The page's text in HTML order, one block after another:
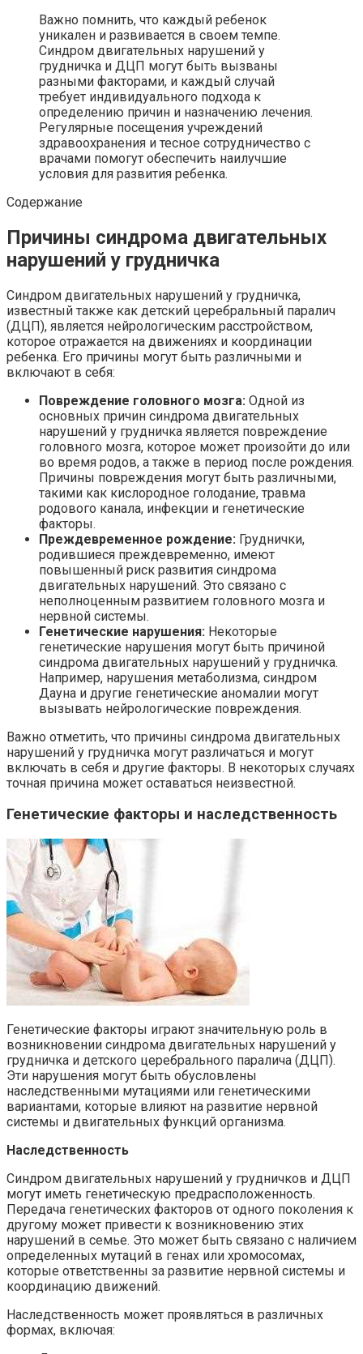
Важно помнить, что каждый ребенок
уникален и развивается в своем темпе.
Синдром двигательных нарушений у
грудничка и ДЦП могут быть вызваны
разными факторами, и каждый случай
требует индивидуального подхода к
определению причин и назначению лечения.
Регулярные посещения учреждений
здравоохранения и тесное сотрудничество с
врачами помогут обеспечить наилучшие
условия для развития ребенка.
Содержание
Причины синдрома двигательных
нарушений у грудничка
Синдром двигательных нарушений у грудничка,
известный также как детский церебральный паралич
(ДЦП), является нейрологическим расстройством,
которое отражается на движениях и координации
ребенка. Его причины могут быть различными и
включают в себя:
Повреждение головного мозга: Одной из
основных причин синдрома двигательных
нарушений у грудничка является повреждение
головного мозга, которое может произойти до или
во время родов, а также в период после рождения.
Причины повреждения могут быть различными,
такими как кислородное голодание, травма
родового канала, инфекции и генетические
факторы.
Преждевременное рождение: Груднички,
родившиеся преждевременно, имеют
повышенный риск развития синдрома
двигательных нарушений. Это связано с
неполноценным развитием головного мозга и
нервной системы.
Генетические нарушения: Некоторые
генетические нарушения могут быть причиной
синдрома двигательных нарушений у грудничка.
Например, нарушения метаболизма, синдром
Дауна и другие генетические аномалии могут
вызывать нейрологические повреждения.
Важно отметить, что причины синдрома двигательных
нарушений у грудничка могут различаться и могут
включать в себя и другие факторы. В некоторых случаях
точная причина может оставаться неизвестной.
Генетические факторы и наследственность
Генетические факторы играют значительную роль в
возникновении синдрома двигательных нарушений у
грудничка и детского церебрального паралича (ДЦП).
Эти нарушения могут быть обусловлены
наследственными мутациями или генетическими
вариантами, которые влияют на развитие нервной
системы и двигательных функций организма.
Наследственность
Синдром двигательных нарушений у грудничков и ДЦП
могут иметь генетическую предрасположенность.
Передача генетических факторов от одного поколения к
другому может привести к возникновению этих
нарушений в семье. Это может быть связано с наличием
определенных мутаций в генах или хромосомах,
которые ответственны за развитие нервной системы и
координацию движений.
Наследственность может проявляться в различных
формах, включая: